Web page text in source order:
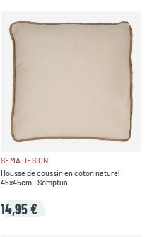
SEMA DESIGN
Housse de coussin en coton naturel
45x45cm - Somptua
14,95 €